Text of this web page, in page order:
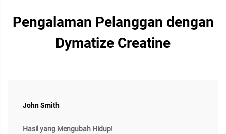
Pengalaman Pelanggan dengan
Dymatize Creatine
John Smith
Hasil yang Mengubah Hidup!